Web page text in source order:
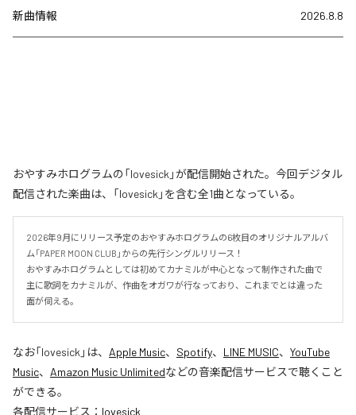
新曲情報 2026.8.8
おやすみホログラムの「lovesick」が配信開始された。今回デジタル
配信された楽曲は、「lovesick」を含む全1曲となっている。
2026年9月にリリース予定のおやすみホログラムの6枚目のオリジナルアルバ
ム「PAPER MOON CLUB」からの先行シングルリリース！
おやすみホログラムとしては初めてカナミルが中心となって制作された曲で
主に歌詞をカナミルが、作曲をオガワが行なっており、これまでとは違った
面が伺える。
なお「lovesick 」は、 Apple Music、 Spotify、 LINE MUSIC、 YouTube
Music、 Amazon Music Unlimitedなどの音楽配信サービスで聴くこと
ができる。
各配信サービス： lovesick